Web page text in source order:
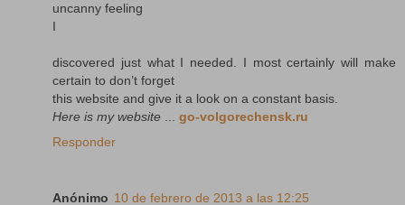
uncanny feeling
I
discovered just what I needed. I most certainly will make
certain to don’t forget
this website and give it a look on a constant basis.
Here is my website ... go-volgorechensk.ru
Responder
Anónimo 10 de febrero de 2013 a las 12:25